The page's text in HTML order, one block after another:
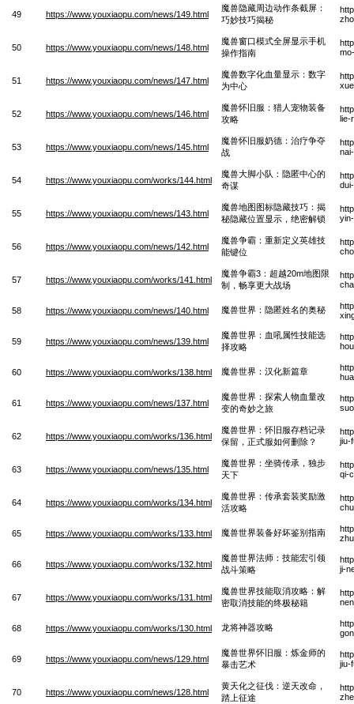
49 https://www.youxiaopu.com/news/149.html
魔兽隐藏周边动作条截屏：
巧妙技巧揭秘
50 https://www.youxiaopu.com/news/148.html
魔兽窗口模式全屏显示手机
操作指南
51 https://www.youxiaopu.com/news/147.html
魔兽数字化血量显示：数字
为中心
52 https://www.youxiaopu.com/news/146.html
魔兽怀旧服：猎人宠物装备
攻略
lie-
53 https://www.youxiaopu.com/news/145.html
魔兽怀旧服奶德：治疗争夺
战
54 https://www.youxiaopu.com/works/144.html
魔兽大脚小队：隐匿中心的
奇谋
55 https://www.youxiaopu.com/news/143.html
魔兽地图图标隐藏技巧：揭
秘隐藏位置显示，绝密解锁
56 https://www.youxiaopu.com/news/142.html
魔兽争霸：重新定义英雄技
能键位
57 https://www.youxiaopu.com/works/141.html
魔兽争霸3：超越20m地图限
制，畅享更大战场
58 https://www.youxiaopu.com/news/140.html 魔兽世界：隐匿姓名的奥秘
59 https://www.youxiaopu.com/news/139.html
魔兽世界：血吼属性技能选
择攻略
60 https://www.youxiaopu.com/works/138.html 魔兽世界：汉化新篇章
61 https://www.youxiaopu.com/news/137.html
魔兽世界：探索人物血量改
变的奇妙之旅
62 https://www.youxiaopu.com/works/136.html
魔兽世界：怀旧服存档记录
保留，正式服如何删除？
jiu-
63 https://www.youxiaopu.com/news/135.html
魔兽世界：坐骑传承，独步
天下
qi-
64 https://www.youxiaopu.com/works/134.html
魔兽世界：传承套装奖励激
活攻略
65 https://www.youxiaopu.com/works/133.html 魔兽世界装备好坏鉴别指南
66 https://www.youxiaopu.com/works/132.html
魔兽世界法师：技能宏引领
战斗策略
ji-
67 https://www.youxiaopu.com/works/131.html
魔兽世界技能取消攻略：解
密取消技能的终极秘籍
68 https://www.youxiaopu.com/works/130.html 龙将神器攻略
69 https://www.youxiaopu.com/news/129.html
魔兽世界怀旧服：炼金师的
暴击艺术
jiu-
70 https://www.youxiaopu.com/news/128.html
黄天化之征伐：逆天改命，
踏上征途